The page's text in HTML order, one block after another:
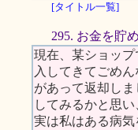
[タイトル一覧]
295. お金を貯
現在、某ショッ
入してきてごめ
があって返却し
してみるかと思
実は私はある病